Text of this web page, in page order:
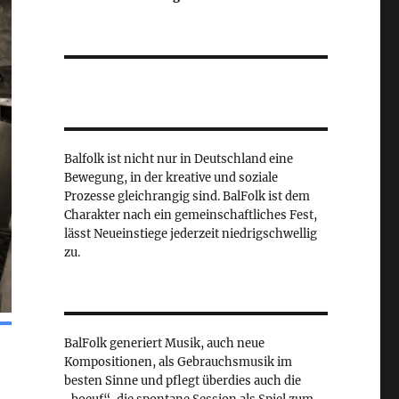
Balfolk ist nicht nur in Deutschland eine
Bewegung, in der kreative und soziale
Prozesse gleichrangig sind. BalFolk ist dem
Charakter nach ein gemeinschaftliches Fest,
lässt Neueinstiege jederzeit niedrigschwellig
zu.
BalFolk generiert Musik, auch neue
Kompositionen, als Gebrauchsmusik im
besten Sinne und pflegt überdies auch die